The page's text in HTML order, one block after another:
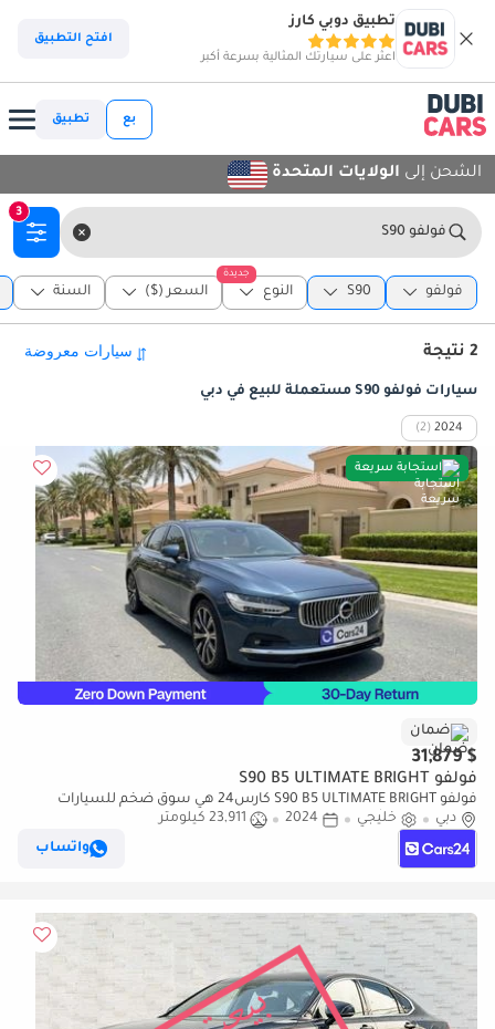
تطبيق دوبي كارز
اعثر على سيارتك المثالية بسرعة أكبر
افتح التطبيق
بع تطبيق
الشحن إلى الولايات المتحدة
فولفو S90
3
فولفو S90
جديدة
النوع السعر ($) السنة
2 نتيجة
سيارات فولفو S90 مستعملة للبيع في دبي
2024
(2)
استجابة سريعة
ضمان
$ 31,879
فولفو S90 B5 ULTIMATE BRIGHT
فولفو S90 B5 ULTIMATE BRIGHT كارس24 هي سوق ضخم للسيارات
المستعملة موثوق ومضمون ٪كارس24 هي سوق ضخم للسيارات
المستعملة موثوق ومضمون
دبي خليجي 2024
23,911 كيلومتر
واتساب